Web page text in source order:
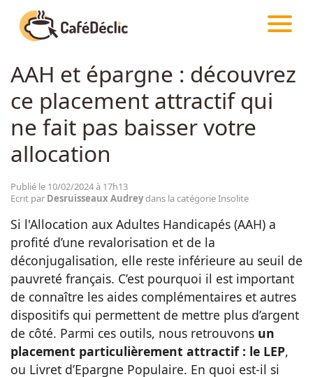
Créativité
Divertissement
Insolite
Emotion
Animaux
CAFÉDÉCLIC ARTICLES INSOLITE
AAH et épargne : découvrez
ce placement attractif qui
ne fait pas baisser votre
allocation
Publié le 10/02/2024 à 17h13
Ecrit par Desruisseaux Audreydans la catégorie Insolite
Si l'Allocation aux Adultes Handicapés (AAH) a
profité d’une revalorisation et de la
déconjugalisation, elle reste inférieure au seuil de
pauvreté français. C’est pourquoi il est important
de connaître les aides complémentaires et autres
dispositifs qui permettent de mettre plus d’argent
de côté. Parmi ces outils, nous retrouvons un
placement particulièrement attractif : le LEP,
ou Livret d’Epargne Populaire. En quoi est-il si